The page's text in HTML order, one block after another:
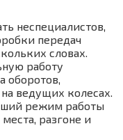
неспециалистов,
передач
словах.
работу
оборотов,
ведущих колесах.
режим работы
разгоне и